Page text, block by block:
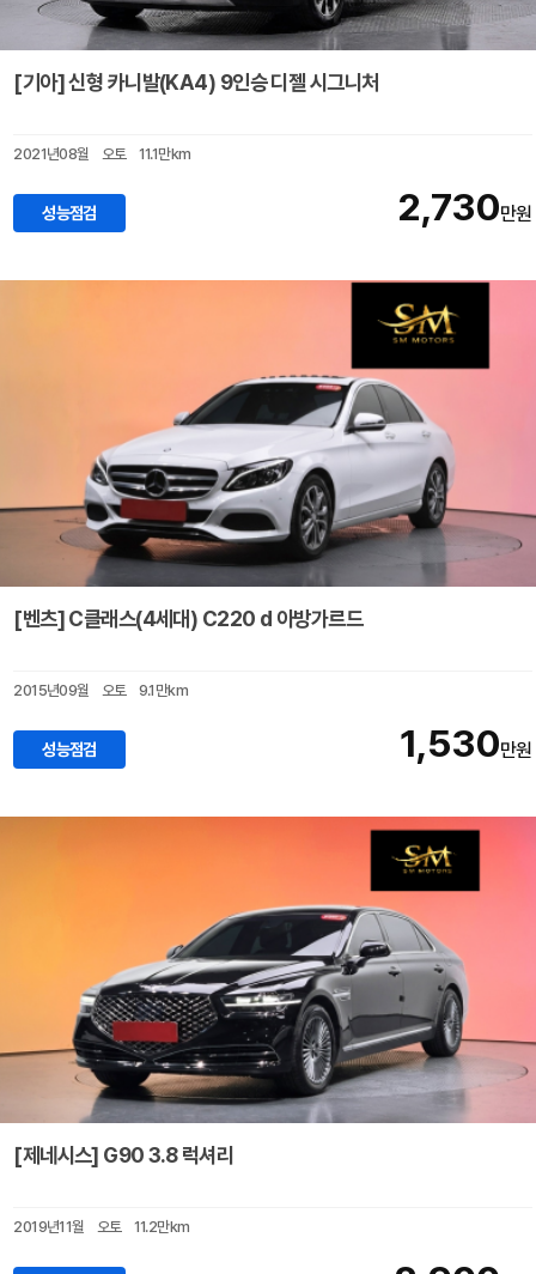
[기아] 신형 카니발(KA4) 9인승 디젤 시그니처
2021년08월 오토 11.1만km
성능점검 2,730만원
[벤츠] C클래스(4세대) C220 d 아방가르드
2015년09월 오토 9.1만km
성능점검 1,530만원
[제네시스] G90 3.8 럭셔리
2019년11월 오토 11.2만km